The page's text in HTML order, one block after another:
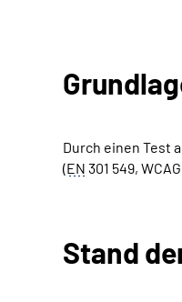
Durch einen Test
(EN 301 549,
Stand